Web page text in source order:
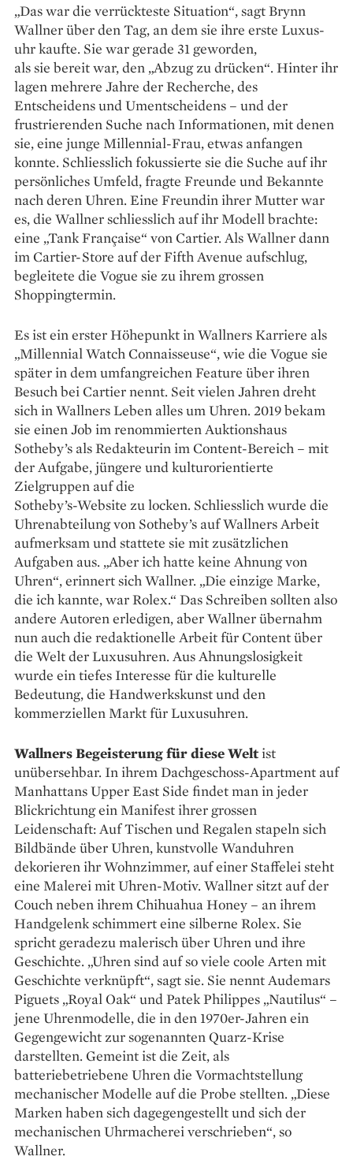
„Das war die verrückteste Situation“, sagt Brynn
Wallner über den Tag, an dem sie ihre erste Luxus­
uhr kaufte. Sie war gerade 31 geworden,
als sie bereit war, den „Abzug zu drücken“. Hinter ihr
lagen mehrere Jahre der Recherche, des
Entscheidens und Umentscheidens – und der
frustrierenden Suche nach Informationen, mit denen
sie, eine junge Millennial-Frau, etwas anfangen
konnte. Schliesslich fokussierte sie die Suche auf ihr
persönliches Umfeld, fragte Freunde und Bekannte
nach deren Uhren. Eine ­Freundin ihrer Mutter war
es, die Wallner schliesslich auf ihr Modell brachte:
eine „Tank Française“ von Cartier. Als Wallner dann
im Cartier-Store auf der Fifth Avenue aufschlug,
begleitete die Vogue sie zu ihrem grossen
Shoppingtermin.
Es ist ein erster Höhepunkt in Wallners ­Karriere als
„Millennial Watch Connaisseuse“, wie die Vogue sie
später in dem umfangreichen Feature über ihren
Besuch bei Cartier nennt. Seit vielen Jahren dreht
sich in Wallners Leben alles um Uhren. 2019 bekam
sie einen Job im renommierten Auktionshaus
Sotheby’s als ­Redakteurin im Content-Bereich – mit
der Aufgabe, jüngere und kulturorientierte
Zielgruppen auf die
Sotheby’s-Website zu locken. Schliesslich wurde die
Uhrenabteilung von Sotheby’s auf Wallners Arbeit
aufmerksam und stattete sie mit zusätz­lichen
Aufgaben aus. „Aber ich hatte keine Ahnung von
Uhren“, erinnert sich Wallner. „Die einzige Marke,
die ich kannte, war Rolex.“ Das Schreiben sollten also
andere Autoren erledigen, aber Wallner übernahm
nun auch die redaktionelle Arbeit für Content über
die Welt der Luxusuhren. Aus Ahnungslosigkeit
wurde ein tiefes Interesse für die kulturelle
Bedeutung, die Handwerkskunst und den
kommerziellen Markt für Luxusuhren.
Wallners Begeisterung für diese Weltist
unübersehbar. In ihrem Dachgeschoss-Apartment auf
Manhattans Upper East Side findet man in jeder
Blickrichtung ein Manifest ihrer grossen
Leidenschaft: Auf Tischen und Regalen stapeln sich
Bildbände über Uhren, kunstvolle Wanduhren
dekorieren ihr Wohnzimmer, auf einer Staffelei steht
eine Malerei mit Uhren-Motiv. Wallner sitzt auf der
Couch neben ihrem Chihuahua Honey – an ihrem
Handgelenk schimmert eine silberne Rolex. Sie
spricht geradezu malerisch über Uhren und ihre
Geschichte. „Uhren sind auf so viele coole Arten mit
Geschichte verknüpft“, sagt sie. Sie nennt Audemars
Piguets „Royal Oak“ und Patek Philippes „Nautilus“ –
jene Uhrenmodelle, die in den 1970er-Jahren ein
Gegengewicht zur sogenannten Quarz-Krise
darstellten. Gemeint ist die Zeit, als
batteriebetriebene Uhren die Vormachtstellung
mechanischer Modelle auf die Probe stellten. „Diese
Marken haben sich dagegen­gestellt und sich der
mechanischen Uhrmacherei verschrieben“, so
Wallner.